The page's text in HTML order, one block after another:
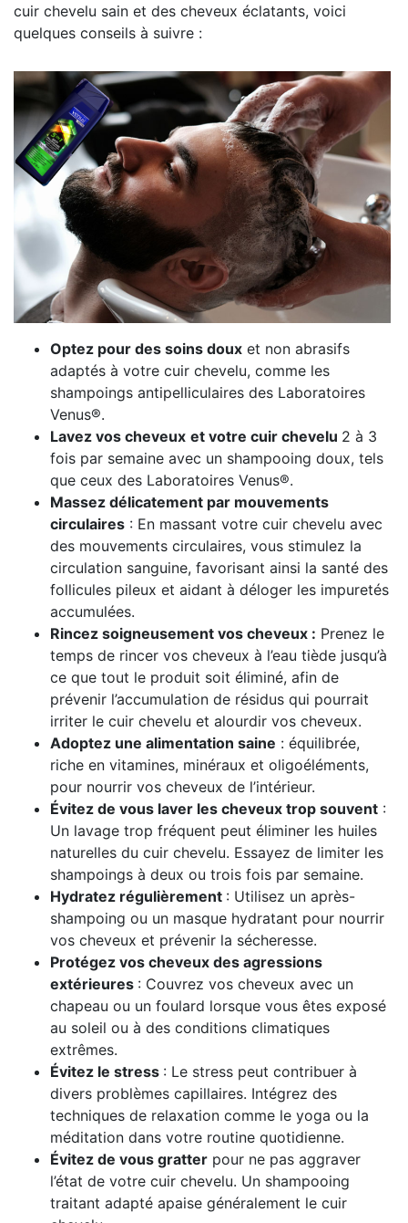
cuir chevelu sain et des cheveux éclatants, voici
quelques conseils à suivre :
Optez pour des soins doux et non abrasifs
adaptés à votre cuir chevelu, comme les
shampoings antipelliculaires des Laboratoires
Venus®.
Lavez vos cheveux et votre cuir chevelu 2 à 3
fois par semaine avec un shampooing doux, tels
que ceux des Laboratoires Venus®.
Massez délicatement par mouvements
circulaires : En massant votre cuir chevelu avec
des mouvements circulaires, vous stimulez la
circulation sanguine, favorisant ainsi la santé des
follicules pileux et aidant à déloger les impuretés
accumulées.
Rincez soigneusement vos cheveux : Prenez le
temps de rincer vos cheveux à l’eau tiède jusqu’à
ce que tout le produit soit éliminé, afin de
prévenir l’accumulation de résidus qui pourrait
irriter le cuir chevelu et alourdir vos cheveux.
Adoptez une alimentation saine : équilibrée,
riche en vitamines, minéraux et oligoéléments,
pour nourrir vos cheveux de l’intérieur.
Évitez de vous laver les cheveux trop souvent :
Un lavage trop fréquent peut éliminer les huiles
naturelles du cuir chevelu. Essayez de limiter les
shampoings à deux ou trois fois par semaine.
Hydratez régulièrement : Utilisez un après-
shampoing ou un masque hydratant pour nourrir
vos cheveux et prévenir la sécheresse.
Protégez vos cheveux des agressions
extérieures : Couvrez vos cheveux avec un
chapeau ou un foulard lorsque vous êtes exposé
au soleil ou à des conditions climatiques
extrêmes.
Évitez le stress : Le stress peut contribuer à
divers problèmes capillaires. Intégrez des
techniques de relaxation comme le yoga ou la
méditation dans votre routine quotidienne.
Évitez de vous gratter pour ne pas aggraver
l’état de votre cuir chevelu. Un shampooing
traitant adapté apaise généralement le cuir